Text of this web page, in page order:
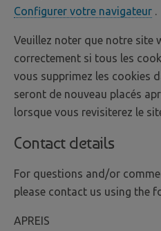
Configurer votre navigateur .
Veuillez noter que notre site
correctement si tous les
vous supprimez les cookies
seront de nouveau placés
lorsque vous revisiterez le
Contact details
For questions and/or
please contact us using the
APREIS